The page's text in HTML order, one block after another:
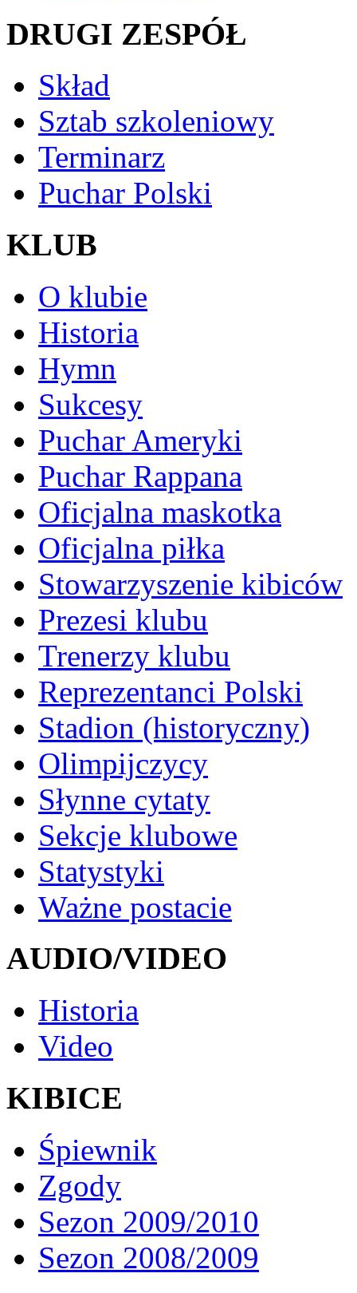
DRUGI ZESPÓŁ
Skład
Sztab szkoleniowy
Terminarz
Puchar Polski
KLUB
O klubie
Historia
Hymn
Sukcesy
Puchar Ameryki
Puchar Rappana
Oficjalna maskotka
Oficjalna piłka
Stowarzyszenie kibiców
Prezesi klubu
Trenerzy klubu
Reprezentanci Polski
Stadion (historyczny)
Olimpijczycy
Słynne cytaty
Sekcje klubowe
Statystyki
Ważne postacie
AUDIO/VIDEO
Historia
Video
KIBICE
Śpiewnik
Zgody
Sezon 2009/2010
Sezon 2008/2009